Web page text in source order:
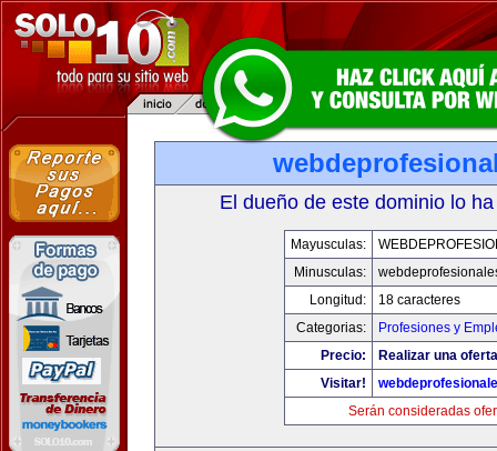
El dueño de este dominio lo
Mayusculas:
Minusculas:
Longitud:
18 caracteres
Categorias:
Profesiones y
Precio:
Realizar una
Visitar!
Serán consideradas